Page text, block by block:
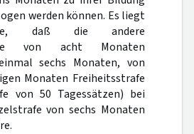
werden können. Es liegt
daß die andere
von acht Monaten
sechs Monaten, von
Monaten Freiheitsstrafe
von 50 Tagessätzen) bei
von sechs Monaten